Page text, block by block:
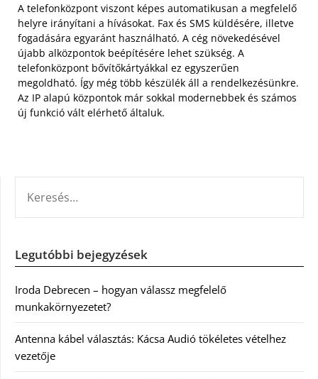
A telefonközpont viszont képes automatikusan a megfelelő
helyre irányítani a hívásokat. Fax és SMS küldésére, illetve
fogadására egyaránt használható. A cég növekedésével
újabb alközpontok beépítésére lehet szükség. A
telefonközpont bővítőkártyákkal ez egyszerűen
megoldható. Így még több készülék áll a rendelkezésünkre.
Az IP alapú központok már sokkal modernebbek és számos
új funkció vált elérhető általuk.
Legutóbbi bejegyzések
Iroda Debrecen – hogyan válassz megfelelő
munkakörnyezetet?
Antenna kábel választás: Kácsa Audió tökéletes vételhez
vezetője